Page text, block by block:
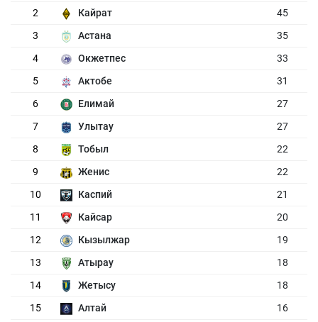
2
Кайрат
45
3
Астана
35
4
Окжетпес
33
5
Актобе
31
6
Елимай
27
7
Улытау
27
8
Тобыл
22
9
Женис
22
10
Каспий
21
11
Кайсар
20
12
Кызылжар
19
13
Атырау
18
14
Жетысу
18
15
Алтай
16